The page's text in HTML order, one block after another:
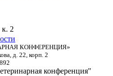
к. 2
КОНФЕРЕНЦИЯ»
д. 22, корп. 2
конференция"